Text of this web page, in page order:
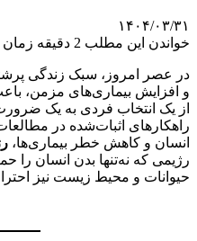
۱۴۰۴/۰۳/۳۱
خواندن این مطلب 2 دقیقه زمان میبرد
در عصر امروز، سبک زندگی
و افزایش بیماری‌های مزمن،
از یک انتخاب فردی به یک
راهکارهای اثبات‌شده در
انسان و کاهش خطر بیماری‌ها،
رژیمی که نه‌تنها بدن انسان را
حیوانات و محیط زیست نیز